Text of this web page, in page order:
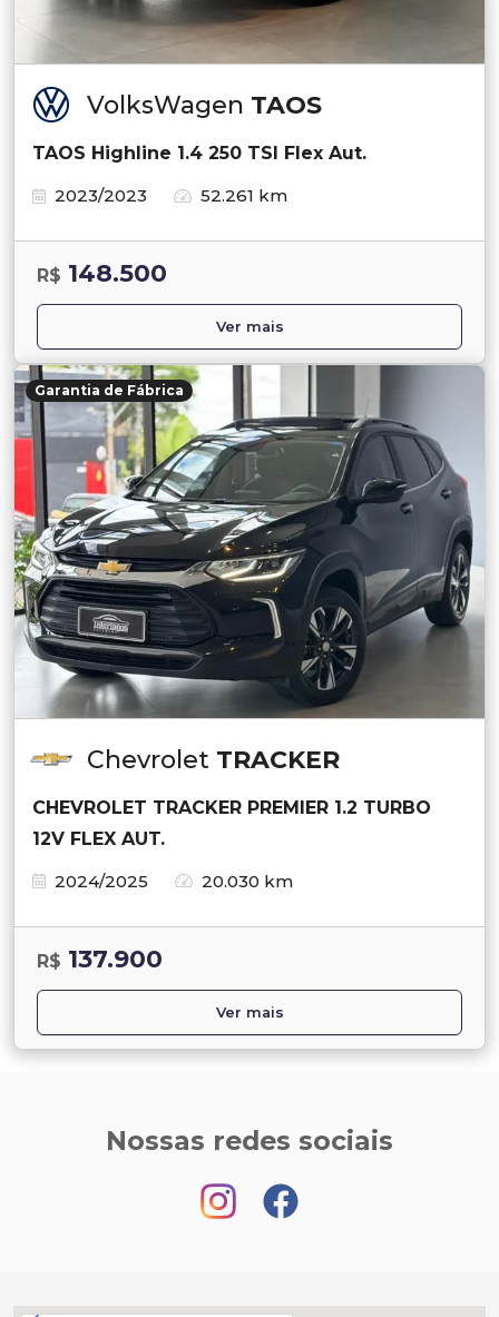
VolksWagen TAOS
TAOS Highline 1.4 250 TSI Flex Aut.
2023/2023
52.261 km
R$ 148.500
Ver mais
Garantia de Fábrica
Chevrolet TRACKER
CHEVROLET TRACKER PREMIER 1.2 TURBO
12V FLEX AUT.
2024/2025
20.030 km
R$ 137.900
Ver mais
Nossas redes sociais